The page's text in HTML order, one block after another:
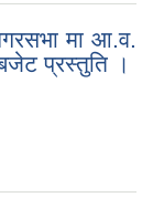
मा आ.व.
प्रस्तुति ।